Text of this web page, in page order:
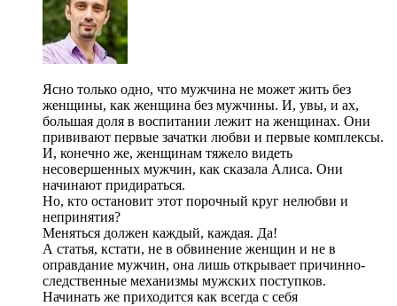
Ясно только одно, что мужчина не может жить без
женщины, как женщина без мужчины. И, увы, и ах,
большая доля в воспитании лежит на женщинах. Они
прививают первые зачатки любви и первые комплексы.
И, конечно же, женщинам тяжело видеть
несовершенных мужчин, как сказала Алиса. Они
начинают придираться.
Но, кто остановит этот порочный круг нелюбви и
непринятия?
Меняться должен каждый, каждая. Да!
А статья, кстати, не в обвинение женщин и не в
оправдание мужчин, она лишь открывает причинно-
следственные механизмы мужских поступков.
Начинать же приходится как всегда с себя